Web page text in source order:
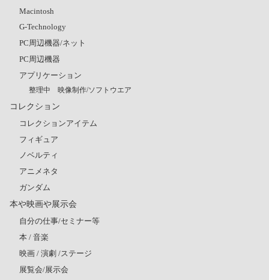
Macintosh
G-Technology
PC周辺機器/ネット
PC周辺機器
アプリケーション
整理中 映像制作/ソフトウエア
コレクション
コレクションアイテム
フィギュア
ノベルティ
アニメネタ
ガンダム
本や映画や展示会
自分の仕事/セミナー等
本 / 音楽
映画 / 演劇 /ステージ
展覧会/展示会